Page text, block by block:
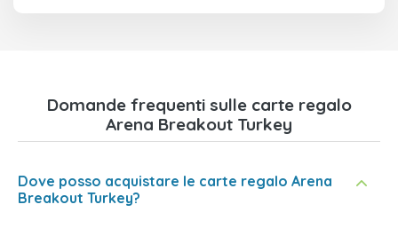
Domande frequenti sulle carte regalo
Arena Breakout Turkey
Dove posso acquistare le carte regalo Arena
Breakout Turkey?